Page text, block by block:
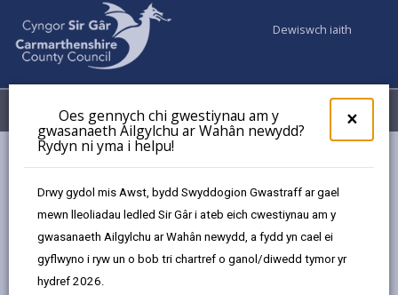
×
Oes gennych chi gwestiynau am y
gwasanaeth Ailgylchu ar Wahân newydd?
Rydyn ni yma i helpu!
Drwy gydol mis Awst, bydd Swyddogion Gwastraff ar gael
mewn lleoliadau ledled Sir Gâr i ateb eich cwestiynau am y
gwasanaeth Ailgylchu ar Wahân newydd, a fydd yn cael ei
gyflwyno i ryw un o bob tri chartref o ganol/diwedd tymor yr
hydref 2026.
Dewiswch iaith
Dewislen
Sefydliadau Trwyddedu Anifeiliaid
Sefydliadau Trwyddedu Anifeiliaid
Diweddarwyd y dudalen ar: 15/04/2026